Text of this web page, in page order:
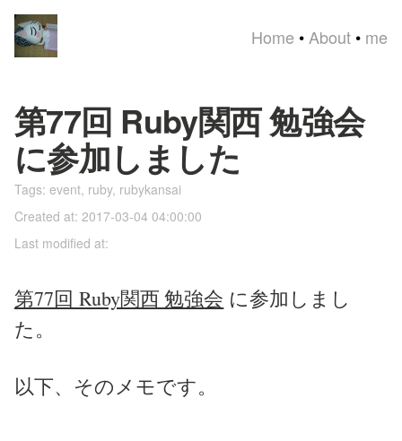
Home • About • me
第77回 Ruby関西 勉強会
に参加しました
Tags: event, ruby, rubykansai
Created at: 2017-03-04 04:00:00
Last modified at:
第77回 Ruby関西 勉強会 に参加しまし
た。
以下、そのメモです。